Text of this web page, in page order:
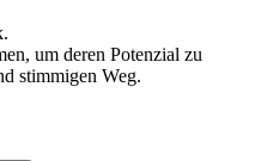
um deren Potenzial zu
stimmigen Weg.